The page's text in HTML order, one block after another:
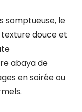
somptueuse, le
douce et
abaya de
en soirée ou